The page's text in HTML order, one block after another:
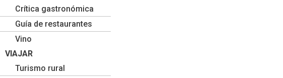
Crítica gastronómica
Guía de restaurantes
Vino
VIAJAR
Turismo rural